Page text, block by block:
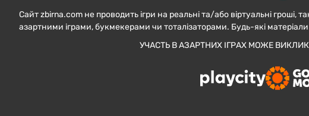
Сайт zbirna.com не проводить ігри на реальні та/або віртуальні гроші,
азартними іграми, букмекерами чи тоталізаторами. Будь-які
УЧАСТЬ В АЗАРТНИХ ІГРАХ МОЖЕ